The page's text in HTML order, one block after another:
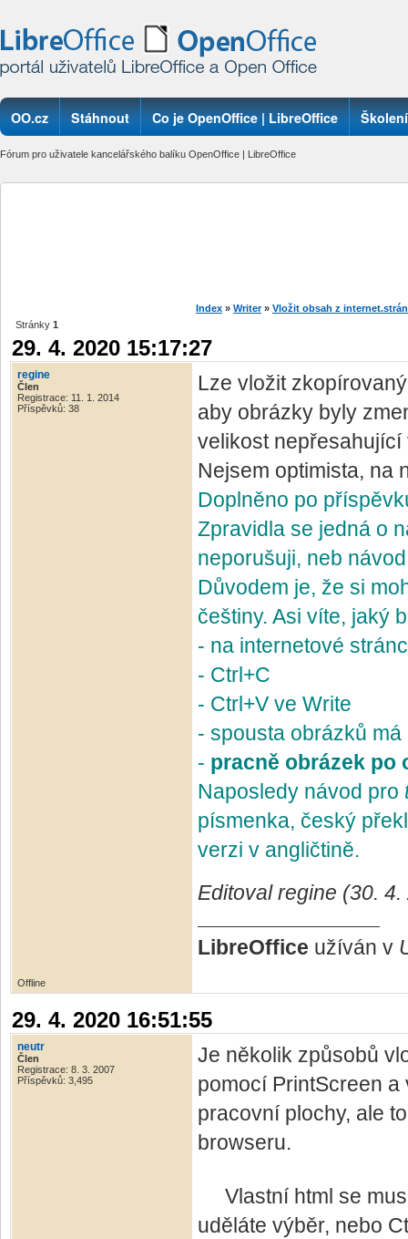
OO.cz Stáhnout Co je OpenOffice | LibreOffice Školení
Fórum pro uživatele kancelářského balíku OpenOffice | LibreOffice
Index » Writer » Vložit obsah z
Stránky 1
29. 4. 2020 15:17:27
regine
Člen
Registrace: 11. 1. 2014
Příspěvků: 38
Lze vložit
aby obrázky byly
velikost
Nejsem optimista, na
Doplněno po
Zpravidla se jedná o
neporušuji, neb
Důvodem je, že si
češtiny. Asi víte, jaký
- na internetové
- Ctrl+C
- Ctrl+V ve Write
- spousta obrázků
- pracně obrázek po
Naposledy návod pro
písmenka, český
verzi v angličtině.
Editoval regine (30.
LibreOffice užíván v
Offline
29. 4. 2020 16:51:55
neutr
Člen
Registrace: 8. 3. 2007
Příspěvků: 3,495
Je několik způsobů
pomocí PrintScreen
pracovní plochy, ale
browseru.
Vlastní html se
uděláte výběr, nebo